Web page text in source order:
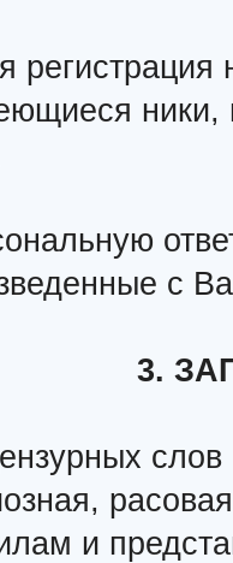
с
3.
и